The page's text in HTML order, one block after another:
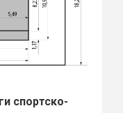
спортско-